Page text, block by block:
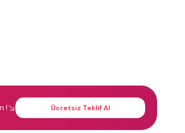
! Ücretsiz Teklif Al